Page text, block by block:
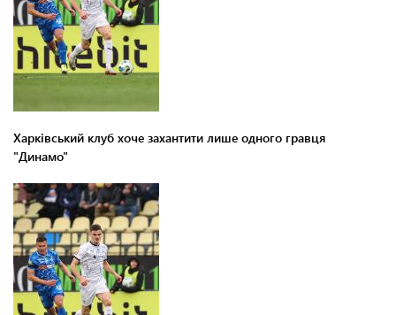
Харківський клуб хоче захантити лише одного гравця
"Динамо"